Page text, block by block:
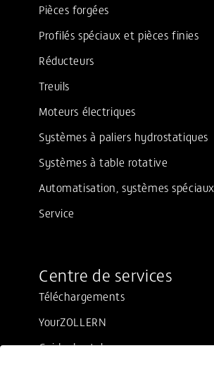
Pièces forgées
Profilés spéciaux et pièces finies
Réducteurs
Treuils
Moteurs électriques
Systèmes à paliers hydrostatiques
Systèmes à table rotative
Automatisation, systèmes spéciaux
Service
Centre de services
Téléchargements
YourZOLLERN
Guide de style